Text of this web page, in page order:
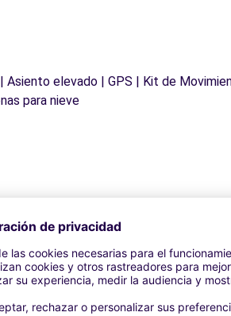
elevado | GPS | Kit de
para nieve
Agencias